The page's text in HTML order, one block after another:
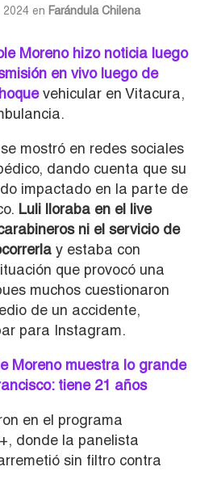
2024 en Farándula Chilena
Moreno hizo noticia luego
en vivo luego de
vehicular en Vitacura,
mostró en redes sociales
dando cuenta que su
impactado en la parte de
Luli lloraba en el live
ni el servicio de
y estaba con
que provocó una
muchos cuestionaron
de un accidente,
para Instagram.
Moreno muestra lo grande
tiene 21 años
en el programa
donde la panelista
sin filtro contra